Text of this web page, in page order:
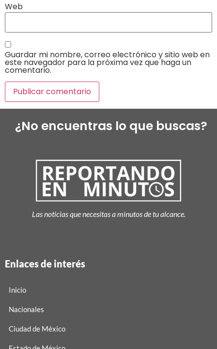
Web
Guardar mi nombre, correo electrónico y sitio web en
este navegador para la próxima vez que haga un
comentario.
¿No encuentras lo que buscas?
Las noticias que necesitas a minutos de tu alcance.
Enlaces de interés
Inicio
Nacionales
Ciudad de México